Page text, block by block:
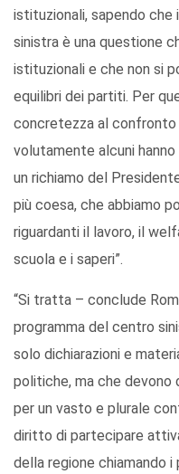
istituzionali, sapendo
sinistra è una questione
istituzionali e che non si
equilibri dei partiti. Per
concretezza al confronto
volutamente alcuni
un richiamo del
più coesa, che abbiamo
riguardanti il lavoro, il
scuola e i saperi”.
“Si tratta – conclude
programma del centro
solo dichiarazioni e
politiche, ma che devono
per un vasto e plurale
diritto di partecipare
della regione chiamando